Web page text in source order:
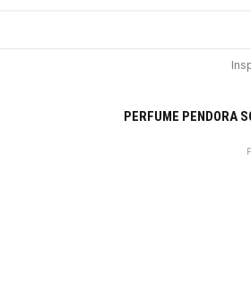
PERFUME PENDORA